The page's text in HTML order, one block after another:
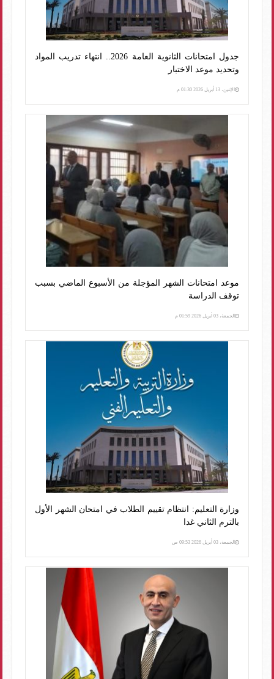
جدول امتحانات الثانوية العامة 2026.. انتهاء تدريب المواد
وتحديد موعد الاختبار
الإثنين، 13 أبريل 2026 01:30 م
موعد امتحانات الشهر المؤجلة من الأسبوع الماضي بسبب
توقف الدراسة
الجمعة، 03 أبريل 2026 01:59 م
وزارة التعليم: انتظام تقييم الطلاب في امتحان الشهر الأول
بالترم الثاني غدا
الجمعة، 03 أبريل 2026 09:53 ص